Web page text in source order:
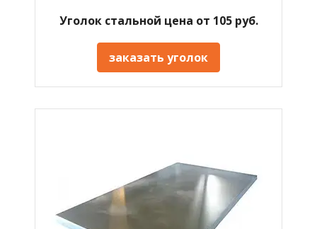
Уголок стальной цена от 105 руб.
заказать уголок